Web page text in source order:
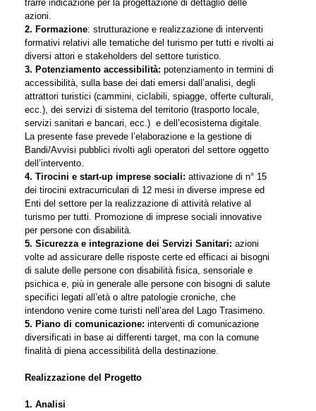
trarre indicazione per la progettazione di dettaglio delle
azioni.
2. Formazione: strutturazione e realizzazione di interventi
formativi relativi alle tematiche del turismo per tutti e rivolti ai
diversi attori e stakeholders del settore turistico.
3. Potenziamento accessibilità: potenziamento in termini di
accessibilità, sulla base dei dati emersi dall’analisi, degli
attrattori turistici (cammini, ciclabili, spiagge, offerte culturali,
ecc.), dei servizi di sistema del territorio (trasporto locale,
servizi sanitari e bancari, ecc.) e dell’ecosistema digitale.
La presente fase prevede l’elaborazione e la gestione di
Bandi/Avvisi pubblici rivolti agli operatori del settore oggetto
dell’intervento.
4. Tirocini e start-up imprese sociali: attivazione di n° 15
dei tirocini extracurriculari di 12 mesi in diverse imprese ed
Enti del settore per la realizzazione di attività relative al
turismo per tutti. Promozione di imprese sociali innovative
per persone con disabilità.
5. Sicurezza e integrazione dei Servizi Sanitari: azioni
volte ad assicurare delle risposte certe ed efficaci ai bisogni
di salute delle persone con disabilità fisica, sensoriale e
psichica e, più in generale alle persone con bisogni di salute
specifici legati all’età o altre patologie croniche, che
intendono venire come turisti nell’area del Lago Trasimeno.
5. Piano di comunicazione: interventi di comunicazione
diversificati in base ai differenti target, ma con la comune
finalità di piena accessibilità della destinazione.
Realizzazione del Progetto
1. Analisi